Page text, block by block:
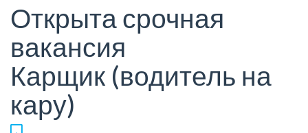
Открыта срочная
вакансия
Карщик (водитель на
кару)